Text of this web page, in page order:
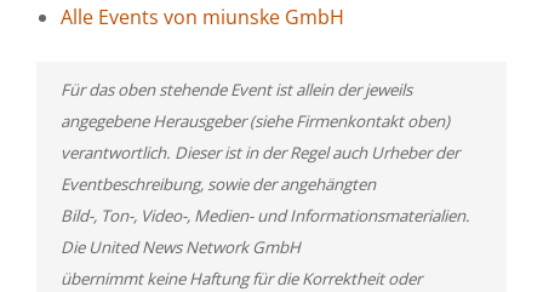
Alle Events von miunske GmbH
Für das oben stehende Event ist allein der jeweils
angegebene Herausgeber (siehe Firmenkontakt oben)
verantwortlich. Dieser ist in der Regel auch Urheber der
Eventbeschreibung, sowie der angehängten
Bild-, Ton-, Video-, Medien- und Informationsmaterialien.
Die United News Network GmbH
übernimmt keine Haftung für die Korrektheit oder